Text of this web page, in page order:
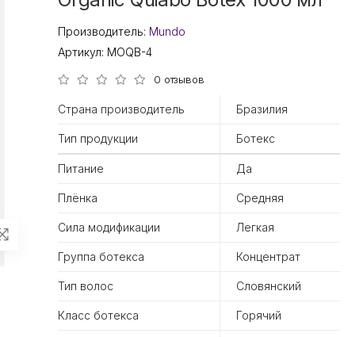
Производитель: Mundo
Артикул: MOQB-4
0 отзывов
Страна производитель Бразилия
Тип продукции Ботекс
Питание Да
Плёнка Средняя
Сила модификации Легкая
Группа ботекса Концентрат
Тип волос Словянский
Класс ботекса Горячий